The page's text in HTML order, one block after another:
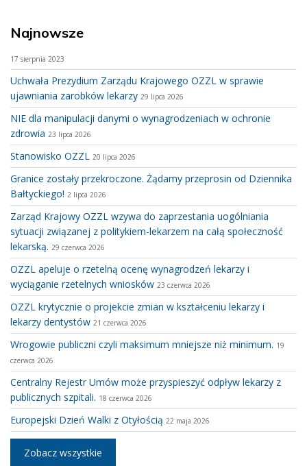
Najnowsze
17 sierpnia 2023
Uchwała Prezydium Zarządu Krajowego OZZL w sprawie
ujawniania zarobków lekarzy 29 lipca 2026
NIE dla manipulacji danymi o wynagrodzeniach w ochronie
zdrowia 23 lipca 2026
Stanowisko OZZL 20 lipca 2026
Granice zostały przekroczone. Żądamy przeprosin od Dziennika
Bałtyckiego! 2 lipca 2026
Zarząd Krajowy OZZL wzywa do zaprzestania uogólniania
sytuacji związanej z politykiem-lekarzem na całą społeczność
lekarską. 29 czerwca 2026
OZZL apeluje o rzetelną ocenę wynagrodzeń lekarzy i
wyciąganie rzetelnych wniosków 23 czerwca 2026
OZZL krytycznie o projekcie zmian w kształceniu lekarzy i
lekarzy dentystów 21 czerwca 2026
Wrogowie publiczni czyli maksimum mniejsze niż minimum. 19
czerwca 2026
Centralny Rejestr Umów może przyspieszyć odpływ lekarzy z
publicznych szpitali. 18 czerwca 2026
Europejski Dzień Walki z Otyłością 22 maja 2026
Zobacz wszystkie